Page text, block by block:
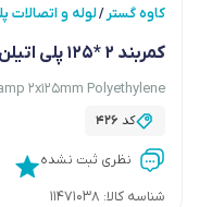
کاوه گستر /لوله و اتصالات
کمربند 2 *125 پلی اتیلن (کاوه گستر)
2x125mm Polyethylene
کد 426
نظری ثبت نشده
شناسه کالا: 11471038